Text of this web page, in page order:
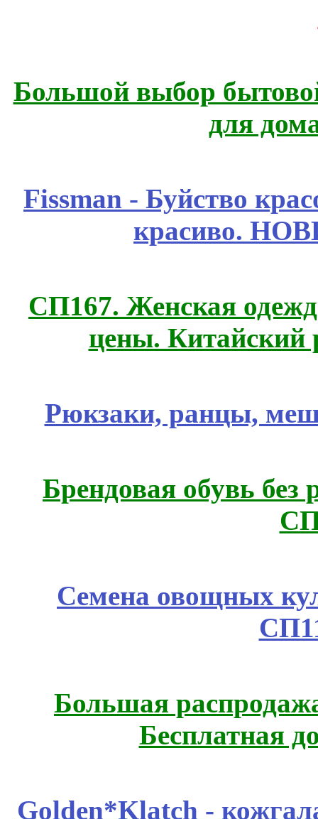
Большой выбор
для
Fissmаn - Буйство
красиво.
СП167. Женская
цены. Китайский
Рюкзаки, ранцы,
Брендовая обувь без
Семена овощных
Большая
Бесплатная
Golden*Klatch -